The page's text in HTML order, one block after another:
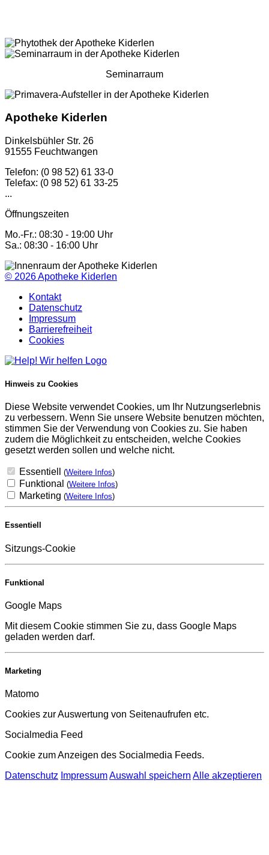
Seminarraum
Apotheke Kiderlen
Dinkelsbühler Str. 26
91555 Feuchtwangen
Telefon: (0 98 52) 61 33-0
Telefax: (0 98 52) 61 33-25
...
Öffnungszeiten
Mo.-Fr.: 08:30 - 19:00 Uhr
Sa.: 08:30 - 16:00 Uhr
© 2026Apotheke Kiderlen
Kontakt
Datenschutz
Impressum
Barrierefreiheit
Cookies
Hinweis zu Cookies
Diese Website verwendet Cookies, um Ihr Nutzungserlebnis
zu verbessern. Wenn Sie unsere Website benutzen möchten,
stimmen Sie der Verwendung von Cookies zu. Sie haben
zudem die Möglichkeit zu entscheiden, welche Cookies
gesetzt werden sollen und welche nicht.
Essentiell (Weitere Infos)
Funktional (Weitere Infos)
Marketing (Weitere Infos)
Essentiell
Sitzungs-Cookie
Funktional
Google Maps
Mit diesem Cookie stimmen Sie zu, dass Google Maps
geladen werden darf.
Marketing
Matomo
Cookies zur Auswertung von Seitenaufrufen etc.
Socialmedia Feed
Cookie zum Anzeigen des Socialmedia Feeds.
Datenschutz ImpressumAuswahl speichern Alle akzeptieren